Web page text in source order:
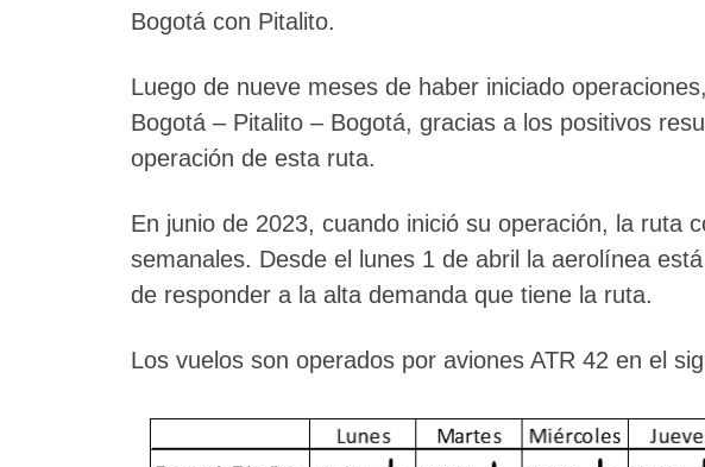
Bogotá con Pitalito.
Luego de nueve meses de haber iniciado
Bogotá – Pitalito – Bogotá, gracias a los positivos
operación de esta ruta.
En junio de 2023, cuando inició su operación, la ruta
semanales. Desde el lunes 1 de abril la aerolínea
de responder a la alta demanda que tiene la ruta.
Los vuelos son operados por aviones ATR 42 en el